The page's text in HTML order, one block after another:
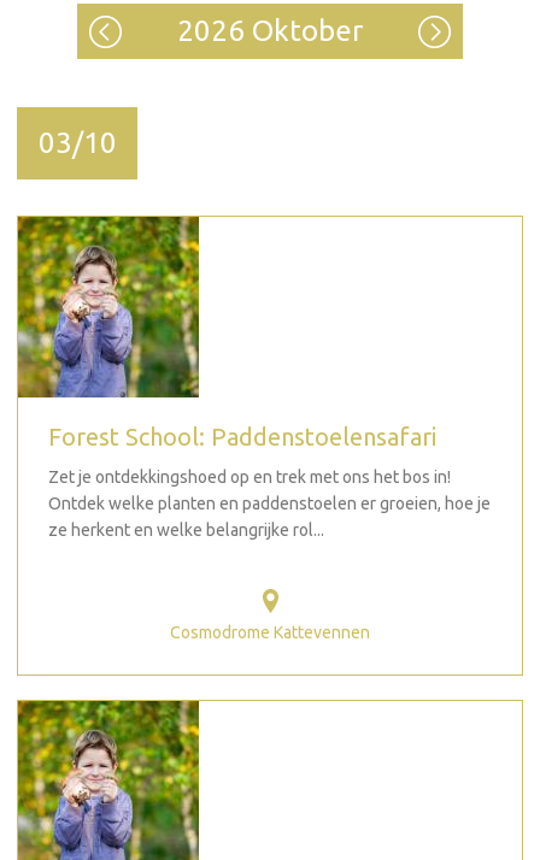
2026 Oktober
03/10
Forest School: Paddenstoelensafari
Zet je ontdekkingshoed op en trek met ons het bos in!
Ontdek welke planten en paddenstoelen er groeien, hoe je
ze herkent en welke belangrijke rol...
Cosmodrome Kattevennen